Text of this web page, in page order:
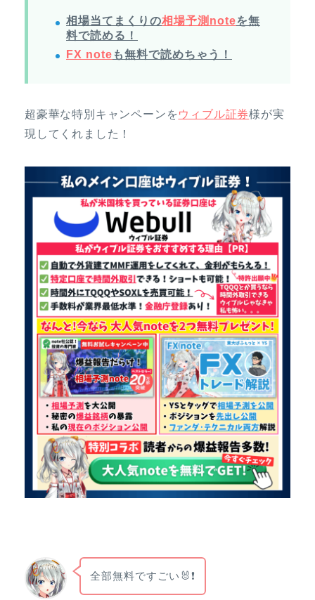
相場当てまくりの相場予測noteを無
料で読める！
FX note も無料で読めちゃう！
超豪華な特別キャンペーンを ウィブル証券様が実
現してくれました！
全部無料ですごい🐰❗